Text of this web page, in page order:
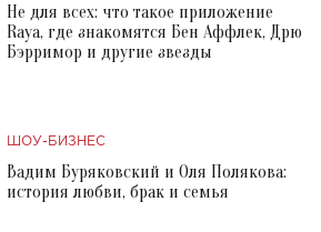
Не для всех: что такое приложение
Raya, где знакомятся Бен Аффлек, Дрю
Бэрримор и другие звезды
ШОУ-БИЗНЕС
Вадим Буряковский и Оля Полякова:
история любви, брак и семья